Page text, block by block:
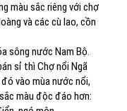
màu sắc riêng với chợ
và các cù lao, cồn
sông nước Nam Bộ.
sỉ thì Chợ nổi Ngã
vào mùa nước nổi,
màu độc đáo hơn: